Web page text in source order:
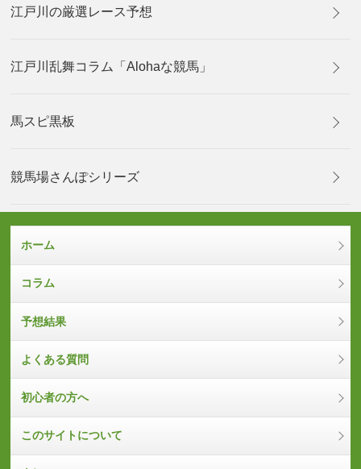
江戸川の厳選レース予想
江戸川乱舞コラム「Alohaな競馬」
馬スピ黒板
競馬場さんぽシリーズ
ホーム
コラム
予想結果
よくある質問
初心者の方へ
このサイトについて